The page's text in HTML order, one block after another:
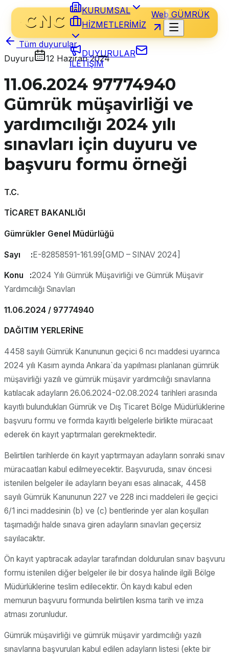
KURUMSAL
HİZMETLERİMİZ
DUYURULAR
İLETİŞİM
Web GÜMRÜK
Tüm duyurular
Duyuru
12 Haziran 2024
11.06.2024 97774940
Gümrük müşavirliği ve
yardımcılığı 2024 yılı
sınavları için duyuru ve
başvuru formu örneği
T.C.
TİCARET BAKANLIĞI
Gümrükler Genel Müdürlüğü
Sayı :E-82858591-161.99[GMD – SINAV 2024]
Konu :2024 Yılı Gümrük Müşavirliği ve Gümrük Müşavir
Yardımcılığı Sınavları
11.06.2024 / 97774940
DAĞITIM YERLERİNE
4458 sayılı Gümrük Kanununun geçici 6 ncı maddesi uyarınca
2024 yılı Kasım ayında Ankara`da yapılması planlanan gümrük
müşavirliği yazılı ve gümrük müşavir yardımcılığı sınavlarına
katılacak adayların 26.06.2024-02.08.2024 tarihleri arasında
kayıtlı bulundukları Gümrük ve Dış Ticaret Bölge Müdürlüklerine
başvuru formu ve formda kayıtlı belgelerle birlikte müracaat
ederek ön kayıt yaptırmaları gerekmektedir.
Belirtilen tarihlerde ön kayıt yaptırmayan adayların sonraki sınav
müracaatları kabul edilmeyecektir. Başvuruda, sınav öncesi
istenilen belgeler ile adayların beyanı esas alınacak, 4458
sayılı Gümrük Kanununun 227 ve 228 inci maddeleri ile geçici
6/1 inci maddesinin (b) ve (c) bentlerinde yer alan koşulları
taşımadığı halde sınava giren adayların sınavları geçersiz
sayılacaktır.
Ön kayıt yaptıracak adaylar tarafından doldurulan sınav başvuru
formu istenilen diğer belgeler ile bir dosya halinde ilgili Bölge
Müdürlüklerine teslim edilecektir. Ön kaydı kabul eden
memurun başvuru formunda belirtilen kısma tarih ve imza
atması zorunludur.
Gümrük müşavirliği ve gümrük müşavir yardımcılığı yazılı
sınavlarına başvuruları kabul edilen adayların listesi (ekte bir